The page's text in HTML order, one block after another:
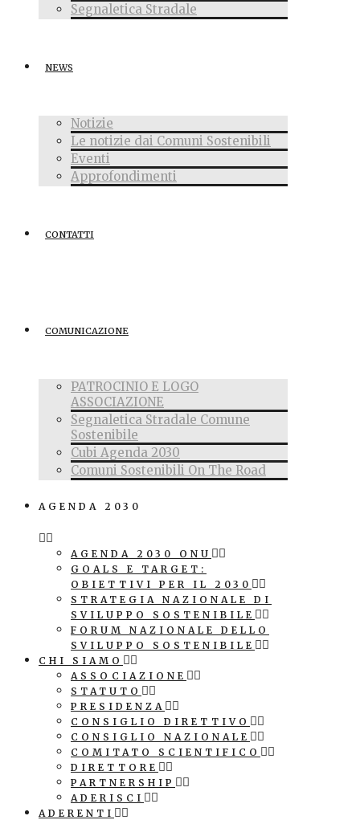
Segnaletica Stradale
NEWS
Notizie
Le notizie dai Comuni Sostenibili
Eventi
Approfondimenti
CONTATTI
COMUNICAZIONE
PATROCINIO E LOGO
ASSOCIAZIONE
Segnaletica Stradale Comune
Sostenibile
Cubi Agenda 2030
Comuni Sostenibili On The Road
AGENDA 2030
AGENDA 2030 ONU
GOALS E TARGET:
OBIETTIVI PER IL 2030
STRATEGIA NAZIONALE DI
SVILUPPO SOSTENIBILE
FORUM NAZIONALE DELLO
SVILUPPO SOSTENIBILE
CHI SIAMO
ASSOCIAZIONE
STATUTO
PRESIDENZA
CONSIGLIO DIRETTIVO
CONSIGLIO NAZIONALE
COMITATO SCIENTIFICO
DIRETTORE
PARTNERSHIP
ADERISCI
ADERENTI